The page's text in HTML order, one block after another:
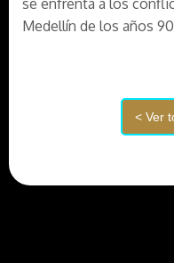
se enfrenta a los
Medellín de los años